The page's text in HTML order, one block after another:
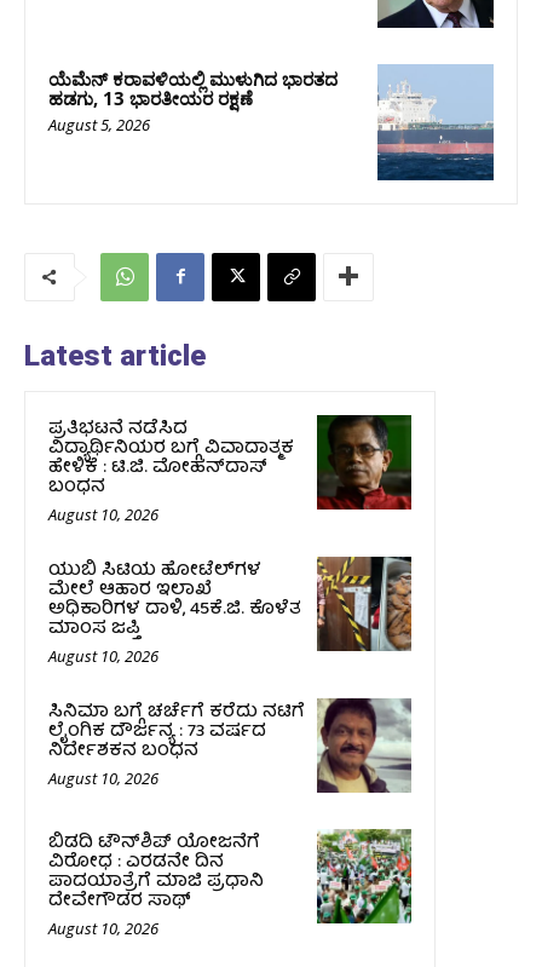
ಯೆಮೆನ್‌ ಕರಾವಳಿಯಲ್ಲಿ ಮುಳುಗಿದ ಭಾರತದ
ಹಡಗು, 13 ಭಾರತೀಯರ ರಕ್ಷಣೆ
August 5, 2026
Latest article
ಪ್ರತಿಭಟನೆ ನಡೆಸಿದ
ವಿದ್ಯಾರ್ಥಿನಿಯರ ಬಗ್ಗೆ ವಿವಾದಾತ್ಮಕ
ಹೇಳಿಕೆ : ಟಿ.ಜಿ. ಮೋಹನ್‌ದಾಸ್‌
ಬಂಧನ
August 10, 2026
ಯುಬಿ ಸಿಟಿಯ ಹೋಟೆಲ್‌ಗಳ
ಮೇಲೆ ಆಹಾರ ಇಲಾಖೆ
ಅಧಿಕಾರಿಗಳ ದಾಳಿ, 45ಕೆ.ಜಿ. ಕೊಳೆತ
ಮಾಂಸ ಜಪ್ತಿ
August 10, 2026
ಸಿನಿಮಾ ಬಗ್ಗೆ ಚರ್ಚೆಗೆ ಕರೆದು ನಟಿಗೆ
ಲೈಂಗಿಕ ದೌರ್ಜನ್ಯ : 73 ವರ್ಷದ
ನಿರ್ದೇಶಕನ ಬಂಧನ
August 10, 2026
ಬಿಡದಿ ಟೌನ್‌ಶಿಪ್‌ ಯೋಜನೆಗೆ
ವಿರೋಧ : ಎರಡನೇ ದಿನ
ಪಾದಯಾತ್ರೆಗೆ ಮಾಜಿ ಪ್ರಧಾನಿ
ದೇವೇಗೌಡರ ಸಾಥ್‌
August 10, 2026